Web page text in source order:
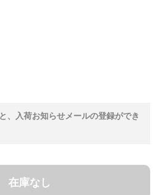
、入荷お知らせメールの登録ができ
在庫なし